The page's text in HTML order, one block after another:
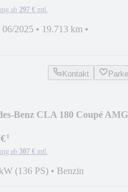
ab 297 € mtl.
06/2025 • 19.713 km •
Kontakt
Benz CLA 180 Coupé AMG
¹
ab 307 € mtl.
(136 PS) • Benzin